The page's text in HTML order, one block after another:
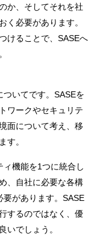
か、そしてそれを社
く必要があります。
けることで、SASEへ
いてです。SASEを
ワークやセキュリテ
面について考え、移
す。
機能を1つに統合し
、自社に必要な各構
要があります。SASE
するのではなく、優
いでしょう。